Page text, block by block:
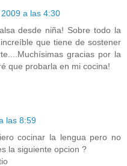
a las 4:30
desde niña! Sobre todo la
que tiene de sostener
gracias por la
que probarla en mi cocina!
las 8:59
cocinar la lengua pero no
la siguiente opcion ?